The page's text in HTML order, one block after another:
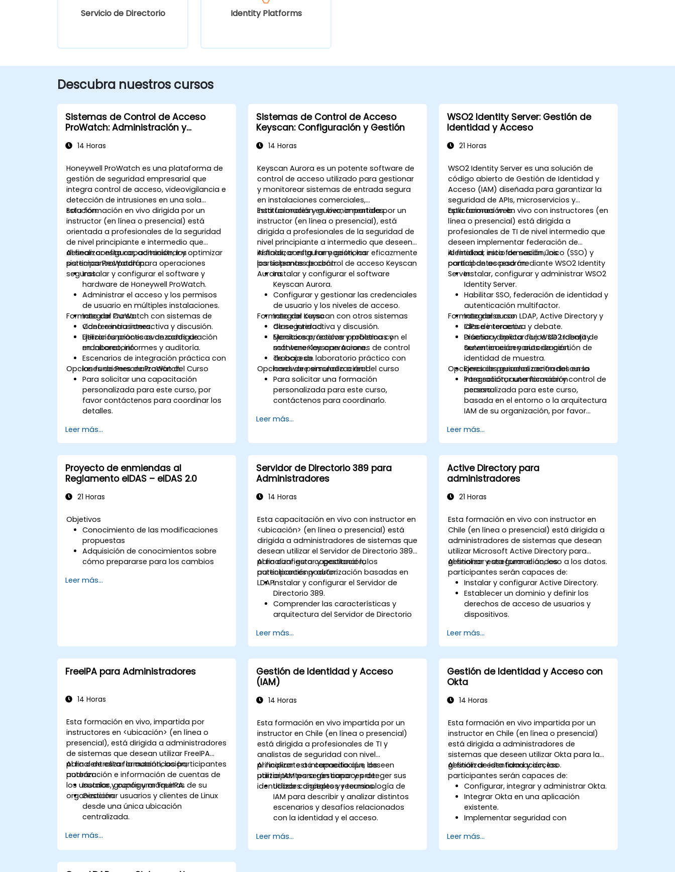
Servicio de Directorio Identity Platforms
Descubra nuestros cursos
Sistemas de Control de Acceso
ProWatch: Administración y
14 Horas
Honeywell ProWatch es una plataforma de
gestión de seguridad empresarial que
integra control de acceso, videovigilancia e
detección de intrusiones en una sola
solución.
Esta formación en vivo dirigida por un
instructor (en línea o presencial) está
orientada a profesionales de la seguridad
de nivel principiante e intermedio que
desean configurar, administrar y optimizar
sistemas ProWatch para operaciones
seguras.
Al finalizar esta capacitación, los
participantes podrán:
Instalar y configurar el software y
hardware de Honeywell ProWatch.
Administrar el acceso y los permisos
de usuario en múltiples instalaciones.
Integrar ProWatch con sistemas de
video e intrusiones.
Utilizar funciones avanzadas de
monitoreo, informes y auditoría.
Formato del Curso
Conferencia interactiva y discusión.
Ejercicios prácticos de configuración
en laboratorio.
Escenarios de integración práctica con
las funciones de ProWatch.
Opciones de Personalización del Curso
Para solicitar una capacitación
personalizada para este curso, por
favor contáctenos para coordinar los
detalles.
Leer más...
Sistemas de Control de Acceso
Keyscan: Configuración y Gestión
14 Horas
Keyscan Aurora es un potente software de
control de acceso utilizado para gestionar
y monitorear sistemas de entrada segura
en instalaciones comerciales,
institucionales y gubernamentales.
Esta formación en vivo, impartida por un
instructor (en línea o presencial), está
dirigida a profesionales de la seguridad de
nivel principiante a intermedio que deseen
instalar, configurar y gestionar eficazmente
los sistemas de control de acceso Keyscan
Aurora.
Al finalizar esta formación, los
participantes podrán:
Instalar y configurar el software
Keyscan Aurora.
Configurar y gestionar las credenciales
de usuario y los niveles de acceso.
Integrar Keyscan con otros sistemas
de seguridad.
Monitorear, resolver problemas y
mantener las operaciones de control
de acceso.
Formato del curso
Clase interactiva y discusión.
Ejercicios prácticos y práctica con el
software Keyscan Aurora.
Trabajo de laboratorio práctico con
hardware simulado o real.
Opciones de personalización del curso
Para solicitar una formación
personalizada para este curso,
contáctenos para coordinarlo.
Leer más...
WSO2 Identity Server: Gestión de
Identidad y Acceso
21 Horas
WSO2 Identity Server es una solución de
código abierto de Gestión de Identidad y
Acceso (IAM) diseñada para garantizar la
seguridad de APIs, microservicios y
aplicaciones web.
Esta formación en vivo con instructores (en
línea o presencial) está dirigida a
profesionales de TI de nivel intermedio que
deseen implementar federación de
identidad, inicio de sesión único (SSO) y
control de acceso mediante WSO2 Identity
Server.
Al finalizar esta formación, los
participantes podrán:
Instalar, configurar y administrar WSO2
Identity Server.
Habilitar SSO, federación de identidad y
autenticación multifactor.
Integrarse con LDAP, Active Directory y
IdPs de terceros.
Diseñar y aplicar flujos de trabajo de
autenticación y autorización.
Formato del curso
Clase interactiva y debate.
Práctica directa con WSO2 Identity
Server en escenarios de gestión de
identidad de muestra.
Ejercicios guiados centrados en la
integración, autenticación y control de
acceso.
Opciones de personalización del curso
Para solicitar una formación
personalizada para este curso,
basada en el entorno o la arquitectura
IAM de su organización, por favor
detalles.
Leer más...
Proyecto de enmiendas al
Reglamento eIDAS – eIDAS 2.0
21 Horas
Objetivos
Conocimiento de las modificaciones
propuestas
Adquisición de conocimientos sobre
cómo prepararse para los cambios
Leer más...
Servidor de Directorio 389 para
Administradores
14 Horas
Esta capacitación en vivo con instructor en
<ubicación> (en línea o presencial) está
dirigida a administradores de sistemas que
desean utilizar el Servidor de Directorio 389
para configurar y gestionar la
autenticación y autorización basadas en
LDAP.
Al finalizar esta capacitación, los
participantes podrán:
Instalar y configurar el Servidor de
Directorio 389.
Comprender las características y
arquitectura del Servidor de Directorio
Aprender a configurar el servidor de
directorio mediante la consola web y
la interfaz de línea de comandos (CLI).
Configurar y supervisar la replicación
para garantizar alta disponibilidad y
balanceo de carga.
Gestionar la autenticación LDAP
rendimiento.
Integrar el Servidor de Directorio 389
con Microsoft Active Directory.
Leer más...
Active Directory para
administradores
21 Horas
Esta formación en vivo con instructor en
Chile (en línea o presencial) está dirigida a
administradores de sistemas que desean
utilizar Microsoft Active Directory para
gestionar y asegurar el acceso a los datos.
Al finalizar esta formación, los
participantes serán capaces de:
Instalar y configurar Active Directory.
Establecer un dominio y definir los
derechos de acceso de usuarios y
dispositivos.
Directivas de grupo.
Controlar el acceso a servidores de
archivos.
Instalar un Servicio de certificados y
gestionar certificados.
Implementar y gestionar servicios
como cifrado, certificados y
Leer más...
FreeIPA para Administradores
14 Horas
Esta formación en vivo, impartida por
instructores en <ubicación> (en línea o
presencial), está dirigida a administradores
de sistemas que desean utilizar FreeIPA
para centralizar la autenticación,
autorización e información de cuentas de
los usuarios, grupos y máquinas de su
organización.
Al final de esta formación, los participantes
podrán:
Instalar y configurar FreeIPA.
Gestionar usuarios y clientes de Linux
desde una única ubicación
centralizada.
FreeIPA para establecer y gestionar
permisos.
Sesión Único (SSO) en todos los
Leer más...
Gestión de Identidad y Acceso
(IAM)
14 Horas
Esta formación en vivo impartida por un
instructor en Chile (en línea o presencial)
está dirigida a profesionales de TI y
analistas de seguridad con nivel
principiante a intermedio que deseen
utilizar IAM para gestionar y proteger sus
identidades digitales y recursos.
Al finalizar esta capacitación, los
participantes serán capaces de:
Utilizar conceptos y terminología de
IAM para describir y analizar distintos
escenarios y desafíos relacionados
con la identidad y el acceso.
identidad y acceso para diversas
plataformas y entornos, utilizando
Leer más...
Gestión de Identidad y Acceso con
Okta
14 Horas
Esta formación en vivo impartida por un
instructor en Chile (en línea o presencial)
está dirigida a administradores de
sistemas que deseen utilizar Okta para la
gestión de identidad y acceso.
Al finalizar esta formación, los
participantes serán capaces de:
Configurar, integrar y administrar Okta.
Integrar Okta en una aplicación
existente.
Implementar seguridad con
Leer más...